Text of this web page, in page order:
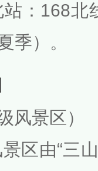
：168北
季）。
风景区）
区由“三